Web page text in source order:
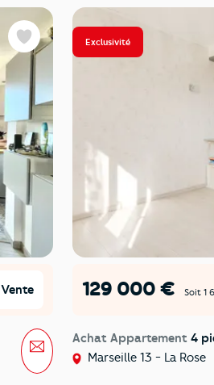
Vente
Favoris
Message
Exclusivité
129 000 € Soit 1
Achat Appartement 4
Marseille 13 - La Rose